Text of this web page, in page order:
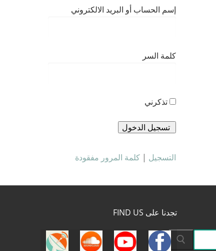
إسم الحساب أو البريد الالكتروني
كلمة السر
تذكرني
التسجيل | كلمة المرور مفقودة
تجدنا على FIND US